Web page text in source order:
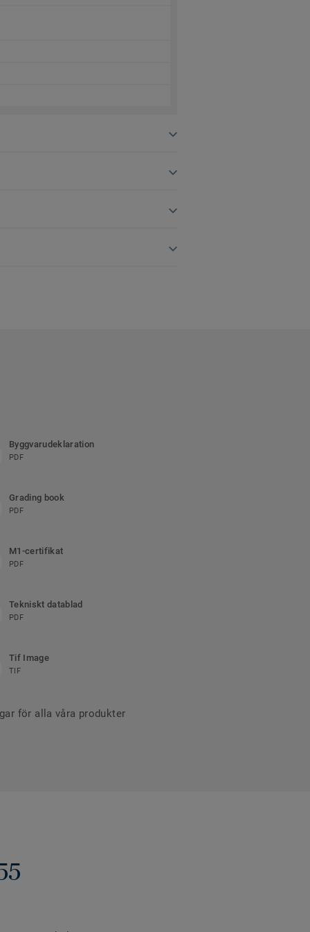
Byggvarudeklaration
PDF
Grading book
PDF
M1-certifikat
PDF
Tekniskt datablad
PDF
Tif Image
TIF
för alla våra produkter